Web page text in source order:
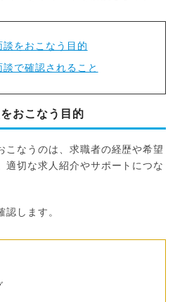
をおこなう目的
で確認されること
おこなう目的
こなうのは、求職者の経歴や希望
適切な求人紹介やサポートにつな
認します。